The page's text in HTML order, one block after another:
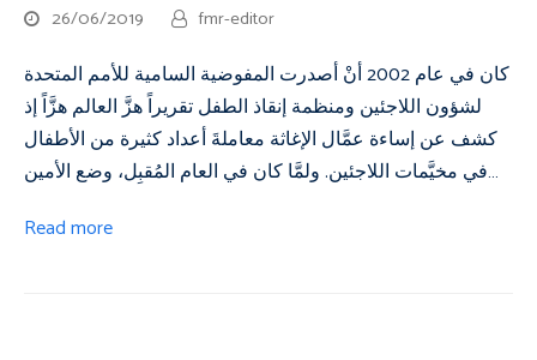
26/06/2019 fmr-editor
كان في عام 2002 أنْ أصدرت المفوضية السامية للأمم المتحدة
لشؤون اللاجئين ومنظمة إنقاذ الطفل تقريراً هزَّ العالم هزَّاً إذ
كشف عن إساءة عمَّال الإغاثة معاملةَ أعداد كثيرة من الأطفال
في مخيَّمات اللاجئين. ولمَّا كان في العام المُقبِل، وضع الأمين…
Read more